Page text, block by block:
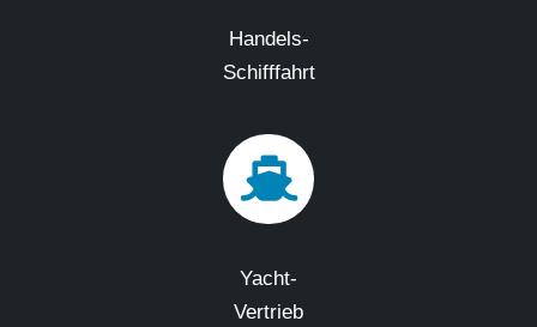
Handels-
Schifffahrt
Yacht-
Vertrieb